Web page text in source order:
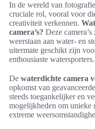
In de wereld van
cruciale rol, vooral voor
creativiteit verkennen.
camera’s? Deze
weerstaan aan water- en
uitermate geschikt zijn
enthousiaste watersporters.
De waterdichte camera
opkomst van
steeds toegankelijker en
mogelijkheden om unieke
extreme